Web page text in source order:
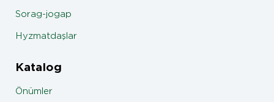
Sorag-jogap
Hyzmatdaşlar
Katalog
Önümler